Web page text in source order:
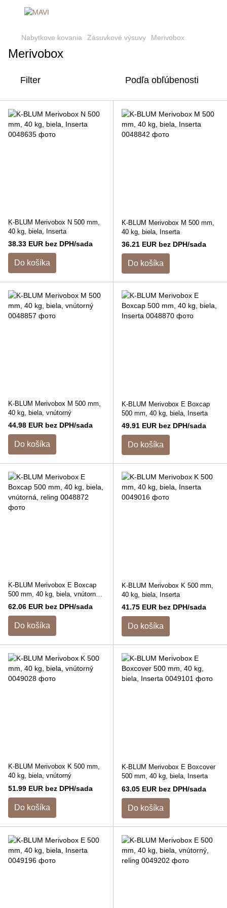
Nabytkove kovania Zásuvkové výsuvy Merivobox
Merivobox
Filter Podľa obľúbenosti
K-BLUM Merivobox N 500 mm,
40 kg, biela, Inserta
38.33 EUR bez DPH/sada
Do košíka
K-BLUM Merivobox M 500 mm,
40 kg, biela, Inserta
36.21 EUR bez DPH/sada
Do košíka
K-BLUM Merivobox M 500 mm,
40 kg, biela, vnútorný
44.98 EUR bez DPH/sada
Do košíka
K-BLUM Merivobox E Boxcap
500 mm, 40 kg, biela, Inserta
49.91 EUR bez DPH/sada
Do košíka
K-BLUM Merivobox E Boxcap
500 mm, 40 kg, biela, vnútorná,
reling
62.06 EUR bez DPH/sada
Do košíka
K-BLUM Merivobox K 500 mm,
40 kg, biela, Inserta
41.75 EUR bez DPH/sada
Do košíka
K-BLUM Merivobox K 500 mm,
40 kg, biela, vnútorný
51.99 EUR bez DPH/sada
Do košíka
K-BLUM Merivobox E Boxcover
500 mm, 40 kg, biela, Inserta
63.05 EUR bez DPH/sada
Do košíka